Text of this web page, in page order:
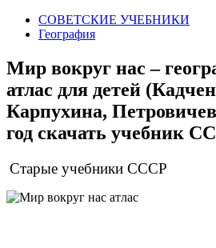
СОВЕТСКИЕ УЧЕБНИКИ
География
Мир вокруг нас –
атлас для детей
Карпухина,
год скачать учебник
Старые учебники СССР